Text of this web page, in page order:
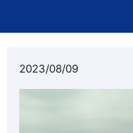
2023/08/09